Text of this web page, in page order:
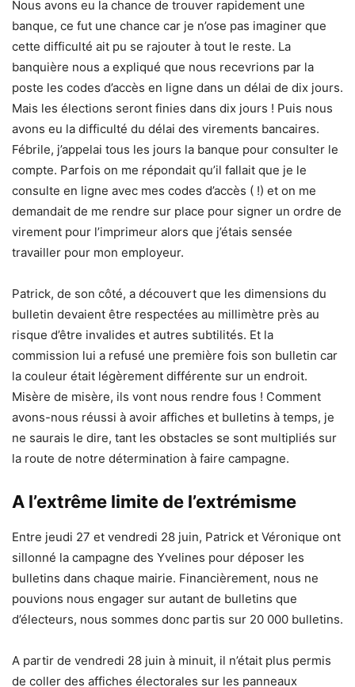
Nous avons eu la chance de trouver rapidement une
banque, ce fut une chance car je n’ose pas imaginer que
cette difficulté ait pu se rajouter à tout le reste. La
banquière nous a expliqué que nous recevrions par la
poste les codes d’accès en ligne dans un délai de dix jours.
Mais les élections seront finies dans dix jours ! Puis nous
avons eu la difficulté du délai des virements bancaires.
Fébrile, j’appelai tous les jours la banque pour consulter le
compte. Parfois on me répondait qu’il fallait que je le
consulte en ligne avec mes codes d’accès ( !) et on me
demandait de me rendre sur place pour signer un ordre de
virement pour l’imprimeur alors que j’étais sensée
travailler pour mon employeur.
Patrick, de son côté, a découvert que les dimensions du
bulletin devaient être respectées au millimètre près au
risque d’être invalides et autres subtilités. Et la
commission lui a refusé une première fois son bulletin car
la couleur était légèrement différente sur un endroit.
Misère de misère, ils vont nous rendre fous ! Comment
avons-nous réussi à avoir affiches et bulletins à temps, je
ne saurais le dire, tant les obstacles se sont multipliés sur
la route de notre détermination à faire campagne.
A l’extrême limite de l’extrémisme
Entre jeudi 27 et vendredi 28 juin, Patrick et Véronique ont
sillonné la campagne des Yvelines pour déposer les
bulletins dans chaque mairie. Financièrement, nous ne
pouvions nous engager sur autant de bulletins que
d’électeurs, nous sommes donc partis sur 20 000 bulletins.
A partir de vendredi 28 juin à minuit, il n’était plus permis
de coller des affiches électorales sur les panneaux